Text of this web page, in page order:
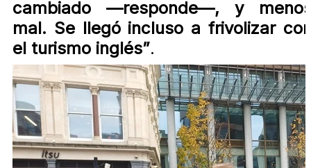
cambiado —responde—, y
mal. Se llegó incluso a frivolizar
el turismo inglés”.